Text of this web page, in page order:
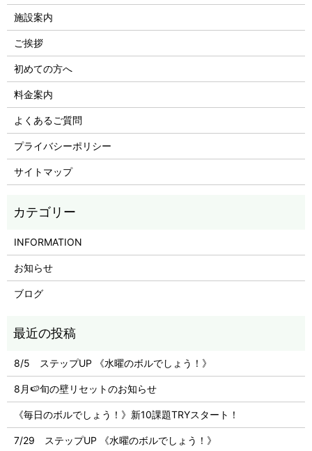
施設案内
ご挨拶
初めての方へ
料金案内
よくあるご質問
プライバシーポリシー
サイトマップ
INFORMATION
お知らせ
ブログ
8/5 ステップUP 《水曜のボルでしょう！》
8月🍉旬の壁リセットのお知らせ
《毎日のボルでしょう！》新10課題TRYスタート！
7/29 ステップUP 《水曜のボルでしょう！》